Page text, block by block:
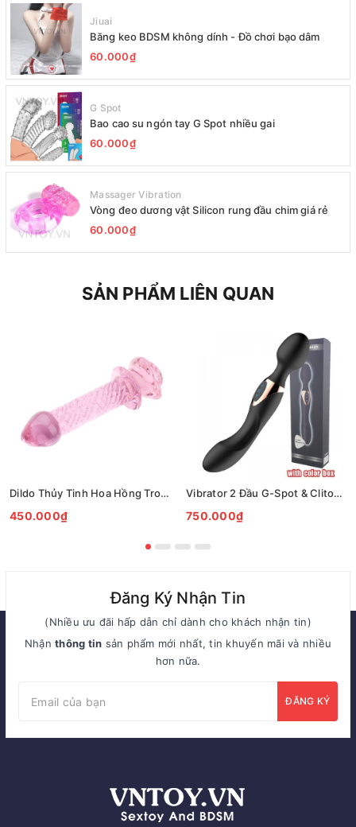
Jiuai
Băng keo BDSM không dính - Đồ chơi bạo dâm
60.000₫
G Spot
Bao cao su ngón tay G Spot nhiều gai
60.000₫
Massager Vibration
Vòng đeo dương vật Silicon rung đầu chim giá rẻ
60.000₫
SẢN PHẨM LIÊN QUAN
Dildo Thủy Tinh Hoa Hồng Trong Suốt Xoắn Nghệ Thuật Cao Cấp
450.000₫
Vibrator 2 Đầu G-Spot & Clitoral Rung Sóng Kép 10 Chế Độ
750.000₫
Đăng Ký Nhận Tin
(Nhiều ưu đãi hấp dẫn chỉ dành cho khách nhận tin)
Nhậnthông tin sản phẩm mới nhất, tin khuyến mãi và nhiều
hơn nữa.
ĐĂNG KÝ